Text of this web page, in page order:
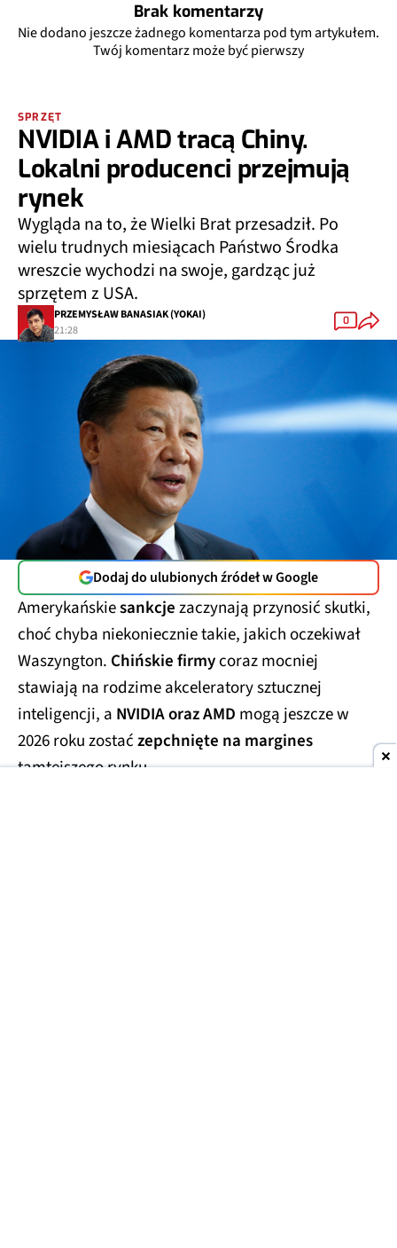
Brak komentarzy
Nie dodano jeszcze żadnego komentarza pod tym artykułem.
Twój komentarz może być pierwszy
SPRZĘT
NVIDIA i AMD tracą Chiny.
Lokalni producenci przejmują
rynek
Wygląda na to, że Wielki Brat przesadził. Po
wielu trudnych miesiącach Państwo Środka
wreszcie wychodzi na swoje, gardząc już
sprzętem z USA.
PRZEMYSŁAW BANASIAK (YOKAI)
21:28
0
Dodaj do ulubionych źródeł w Google
Amerykańskiesankcjezaczynają przynosić skutki,
choć chyba niekoniecznie takie, jakich oczekiwał
Waszyngton. Chińskie firmycoraz mocniej
stawiają na rodzime akceleratory sztucznej
inteligencji, a NVIDIA oraz AMD mogą jeszcze w
2026 roku zostaćzepchnięte na margines
tamtejszego rynku.